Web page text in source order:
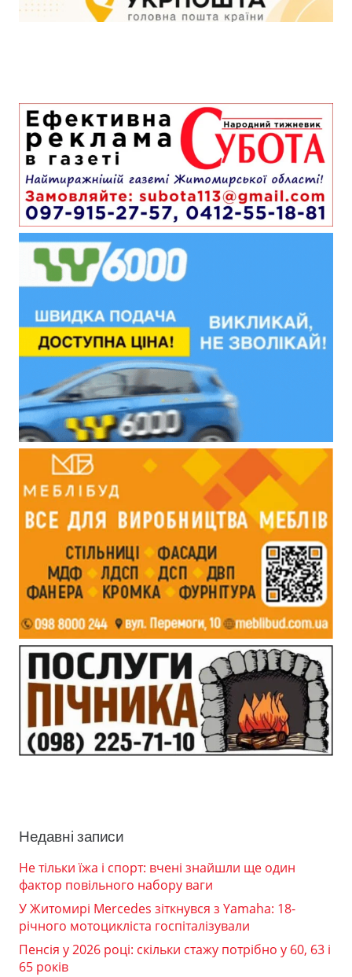
Недавні записи
Не тільки їжа і спорт: вчені знайшли ще один
фактор повільного набору ваги
У Житомирі Mercedes зіткнувся з Yamaha: 18-
річного мотоцикліста госпіталізували
Пенсія у 2026 році: скільки стажу потрібно у 60, 63 і
65 років